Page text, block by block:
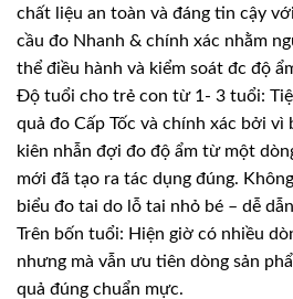
chất liệu an toàn và đáng tin cậy
cầu đo Nhanh & chính xác nhằm
thể điều hành và kiểm soát đc độ
Độ tuổi cho trẻ con từ 1- 3 tuổi:
quả đo Cấp Tốc và chính xác bởi vì
kiên nhẫn đợi đo độ ẩm từ một
mới đã tạo ra tác dụng đúng.
biểu đo tai do lỗ tai nhỏ bé – dễ
Trên bốn tuổi: Hiện giờ có nhiều
nhưng mà vẫn ưu tiên dòng sản
quả đúng chuẩn mực.